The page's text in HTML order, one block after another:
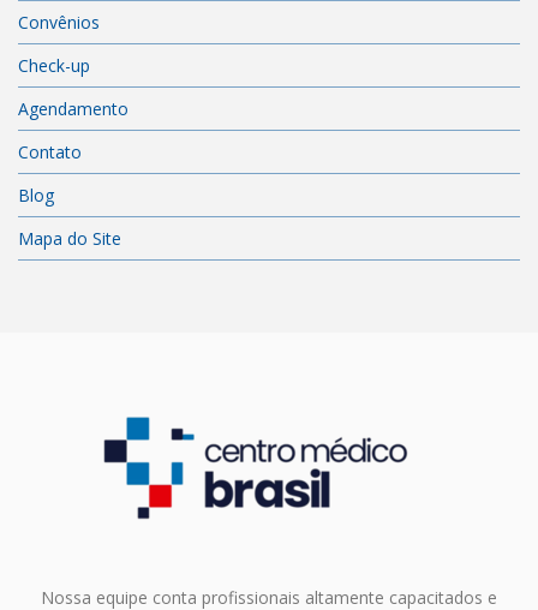
Convênios
Check-up
Agendamento
Contato
Blog
Mapa do Site
Nossa equipe conta profissionais altamente capacitados e